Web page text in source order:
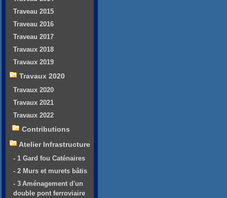
Traveau 2015
Traveau 2016
Traveau 2017
Travaux 2018
Travaux 2019
Travaux 2020
Travaux 2020
Travaux 2021
Travaux 2022
Contributions
Atelier Infrastructure
- 1 Gard fou Caténaires
- 2 Murs et murets bâtis
- 3 Aménagement d'un
double pont ferroviaire